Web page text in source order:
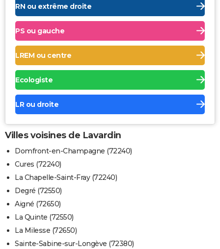
RN ou extrême droite
PS ou gauche
LREM ou centre
Ecologiste
LR ou droite
Villes voisines de Lavardin
Domfront-en-Champagne (72240)
Cures (72240)
La Chapelle-Saint-Fray (72240)
Degré (72550)
Aigné (72650)
La Quinte (72550)
La Milesse (72650)
Sainte-Sabine-sur-Longève (72380)